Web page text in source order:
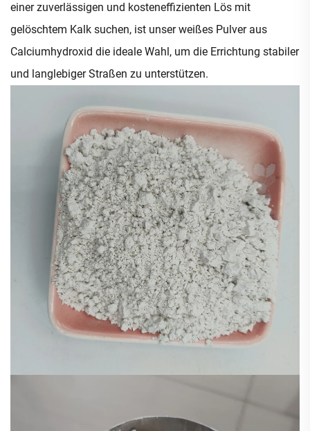
einer zuverlässigen und kosteneffizienten Lös mit
gelöschtem Kalk suchen, ist unser weißes Pulver aus
Calciumhydroxid die ideale Wahl, um die Errichtung stabiler
und langlebiger Straßen zu unterstützen.